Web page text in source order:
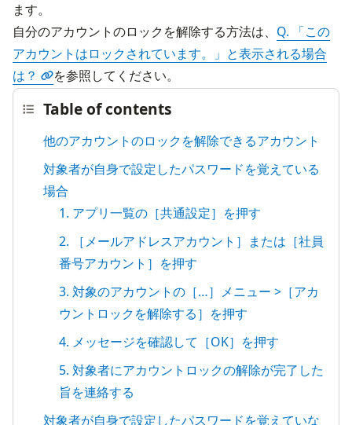
ます。
自分のアカウントのロックを解除する方法は、 Q. 「この
アカウントはロックされています。」と表示される場合
は？
を参照してください。
Table of contents
他のアカウントのロックを解除できるアカウント
対象者が自身で設定したパスワードを覚えている
場合
1. アプリ一覧の［共通設定］を押す
2. ［メールアドレスアカウント］または［社員
番号アカウント］を押す
3. 対象のアカウントの［…］メニュー >［アカ
ウントロックを解除する］を押す
4. メッセージを確認して［OK］を押す
5. 対象者にアカウントロックの解除が完了した
旨を連絡する
対象者が自身で設定したパスワードを覚えていな